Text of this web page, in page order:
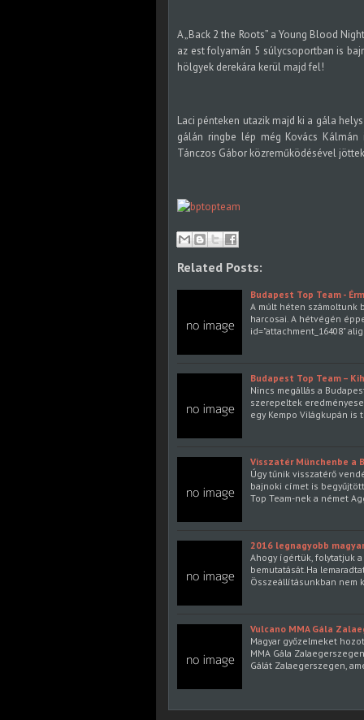
A „Back 2 the Roots” a Young Blood
az est folyamán 5 súlycsoportban is
hölgyek derekára kerül majd fel!
Laci pénteken utazik majd ki a gála
gálán ringbe lép még Kovács
Tánczos Gábor közreműködésével
Related Posts:
Budapest Top Team -
A múlt héten számoltunk
harcosai. A hétvégén
id="attachment_16408"
Budapest Top Team –
Nincs megállás a
szerepeltek
egy Kempo Világkupán is
Visszatér Münchenbe a
Úgy tűnik visszatérő
bajnoki címet is
Top Team-nek a német
2016 legnagyobb
Ahogy ígértük, folytatjuk
bemutatását.Ha
Összeállításunkban nem
Vulcano MMA Gála
Magyar győzelmeket
MMA Gála
Gálát Zalaegerszegen,